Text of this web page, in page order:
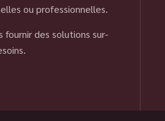
ou professionnelles.
fournir des solutions sur-